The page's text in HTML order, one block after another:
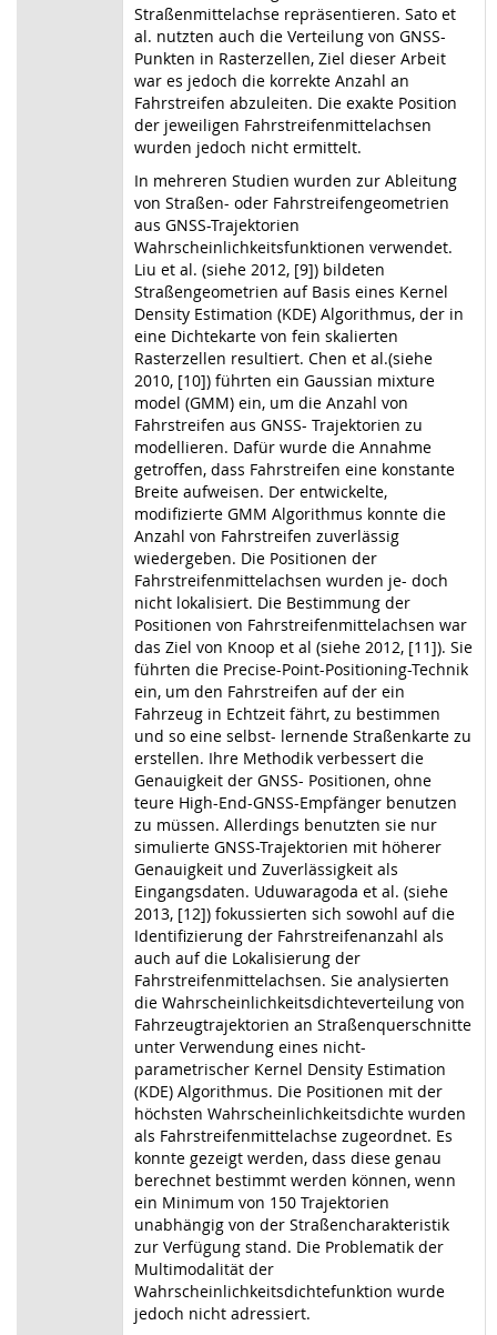
Straßenmittelachse repräsentieren. Sato et
al. nutzten auch die Verteilung von GNSS-
Punkten in Rasterzellen, Ziel dieser Arbeit
war es jedoch die korrekte Anzahl an
Fahrstreifen abzuleiten. Die exakte Position
der jeweiligen Fahrstreifenmittelachsen
wurden jedoch nicht ermittelt.
In mehreren Studien wurden zur Ableitung
von Straßen- oder Fahrstreifengeometrien
aus GNSS-Trajektorien
Wahrscheinlichkeitsfunktionen verwendet.
Liu et al. (siehe 2012, [9]) bildeten
Straßengeometrien auf Basis eines Kernel
Density Estimation (KDE) Algorithmus, der in
eine Dichtekarte von fein skalierten
Rasterzellen resultiert. Chen et al.(siehe
2010, [10]) führten ein Gaussian mixture
model (GMM) ein, um die Anzahl von
Fahrstreifen aus GNSS- Trajektorien zu
modellieren. Dafür wurde die Annahme
getroffen, dass Fahrstreifen eine konstante
Breite aufweisen. Der entwickelte,
modifizierte GMM Algorithmus konnte die
Anzahl von Fahrstreifen zuverlässig
wiedergeben. Die Positionen der
Fahrstreifenmittelachsen wurden je- doch
nicht lokalisiert. Die Bestimmung der
Positionen von Fahrstreifenmittelachsen war
das Ziel von Knoop et al (siehe 2012, [11]). Sie
führten die Precise-Point-Positioning-Technik
ein, um den Fahrstreifen auf der ein
Fahrzeug in Echtzeit fährt, zu bestimmen
und so eine selbst- lernende Straßenkarte zu
erstellen. Ihre Methodik verbessert die
Genauigkeit der GNSS- Positionen, ohne
teure High-End-GNSS-Empfänger benutzen
zu müssen. Allerdings benutzten sie nur
simulierte GNSS-Trajektorien mit höherer
Genauigkeit und Zuverlässigkeit als
Eingangsdaten. Uduwaragoda et al. (siehe
2013, [12]) fokussierten sich sowohl auf die
Identifizierung der Fahrstreifenanzahl als
auch auf die Lokalisierung der
Fahrstreifenmittelachsen. Sie analysierten
die Wahrscheinlichkeitsdichteverteilung von
Fahrzeugtrajektorien an Straßenquerschnitte
unter Verwendung eines nicht-
parametrischer Kernel Density Estimation
(KDE) Algorithmus. Die Positionen mit der
höchsten Wahrscheinlichkeitsdichte wurden
als Fahrstreifenmittelachse zugeordnet. Es
konnte gezeigt werden, dass diese genau
berechnet bestimmt werden können, wenn
ein Minimum von 150 Trajektorien
unabhängig von der Straßencharakteristik
zur Verfügung stand. Die Problematik der
Multimodalität der
Wahrscheinlichkeitsdichtefunktion wurde
jedoch nicht adressiert.